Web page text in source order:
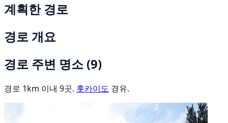
계획한 경로
경로 개요
경로 주변 명소 (9)
경로 1km 이내 9곳. 홋카이도 경유.